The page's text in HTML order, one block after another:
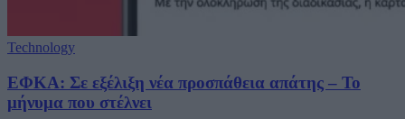
Technology
ΕΦΚΑ: Σε εξέλιξη νέα προσπάθεια απάτης – Το
μήνυμα που στέλνει